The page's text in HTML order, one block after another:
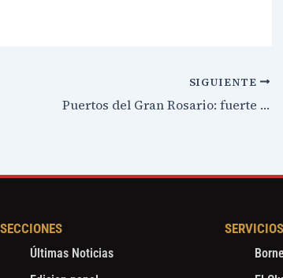
SIGUIENTE
Puertos del Gran Rosario: fuerte rechazo de acopiadores al nuevo sistema de turnos para camiones
SECCIONES
Últimas Noticias
SERVICIOS